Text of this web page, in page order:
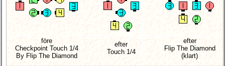
före
Checkpoint Touch 1/4
By Flip The Diamond
efter
Touch 1/4
efter
Flip The Diamond
(klart)